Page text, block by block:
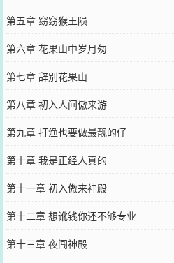
第五章 窈窈猴王陨
第六章 花果山中岁月匆
第七章 辞别花果山
第八章 初入人间傲来游
第九章 打渔也要做最靓的仔
第十章 我是正经人真的
第十一章 初入傲来神殿
第十二章 想讹钱你还不够专业
第十三章 夜闯神殿